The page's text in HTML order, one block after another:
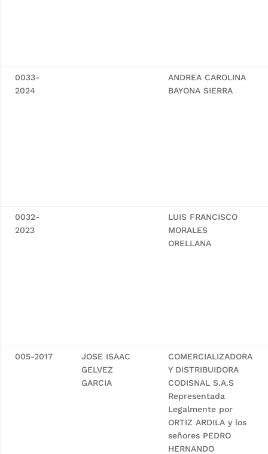
0033-
2024
ANDREA CAROLINA
BAYONA SIERRA
0032-
2023
LUIS FRANCISCO
MORALES
ORELLANA
005-2017
JOSE ISAAC
GELVEZ
GARCIA
COMERCIALIZADORA
Y DISTRIBUIDORA
CODISNAL S.A.S
Representada
Legalmente por
ORTIZ ARDILA y los
señores PEDRO
HERNANDO